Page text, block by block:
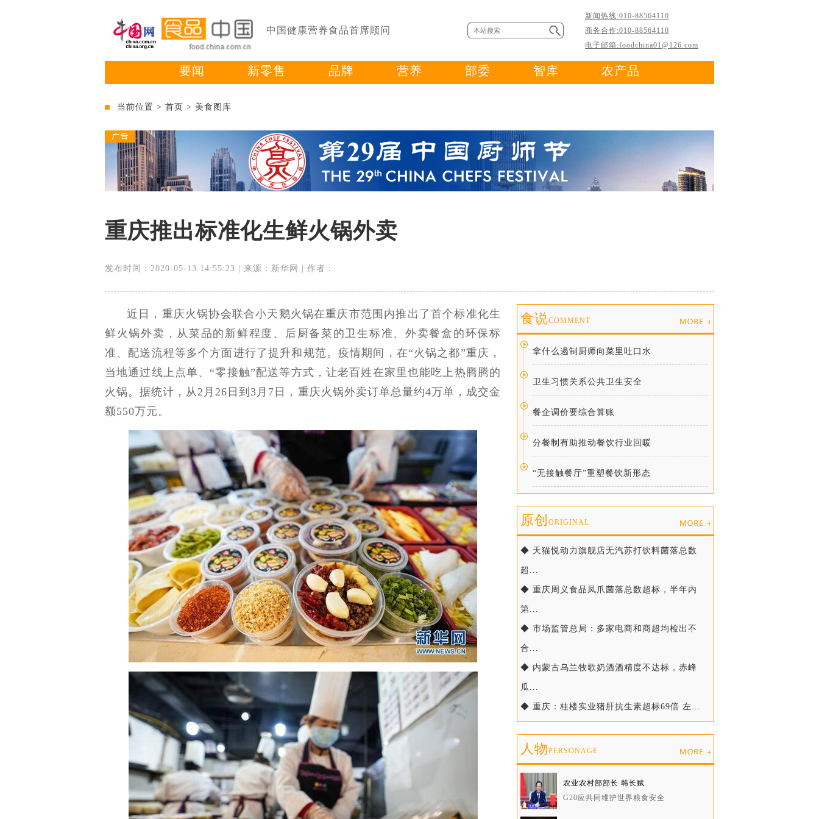
中国健康营养食品首席顾问
新闻热线:010-88564110
商务合作:010-88564110
电子邮箱:foodchina01@126.com
要闻 新零售 品牌 营养 部委 智库 农产品
当前位置 > 首页 > 美食图库
重庆推出标准化生鲜火锅外卖
发布时间：2020-05-13 14:55:23 | 来源：新华网 | 作者：
近日，重庆火锅协会联合小天鹅火锅在重庆市范围内推出了首个标准化生
鲜火锅外卖，从菜品的新鲜程度、后厨备菜的卫生标准、外卖餐盒的环保标
准、配送流程等多个方面进行了提升和规范。疫情期间，在“火锅之都”重庆，
当地通过线上点单、“零接触”配送等方式，让老百姓在家里也能吃上热腾腾的
火锅。据统计，从2月26日到3月7日，重庆火锅外卖订单总量约4万单，成交金
额550万元。
食说COMMENT
拿什么遏制厨师向菜里吐口水
卫生习惯关系公共卫生安全
餐企调价要综合算账
分餐制有助推动餐饮行业回暖
“无接触餐厅”重塑餐饮新形态
原创 ORIGINAL
◆ 天猫悦动力旗舰店无汽苏打饮料菌落总数
超...
◆ 重庆周义食品凤爪菌落总数超标，半年内
第...
◆ 市场监管总局：多家电商和商超均检出不
合...
◆ 内蒙古乌兰牧歌奶酒酒精度不达标，赤峰
瓜...
◆ 重庆：桂楼实业猪肝抗生素超标69倍 左...
人物PERSONAGE
农业农村部部长 韩长赋
G20应共同维护世界粮食安全